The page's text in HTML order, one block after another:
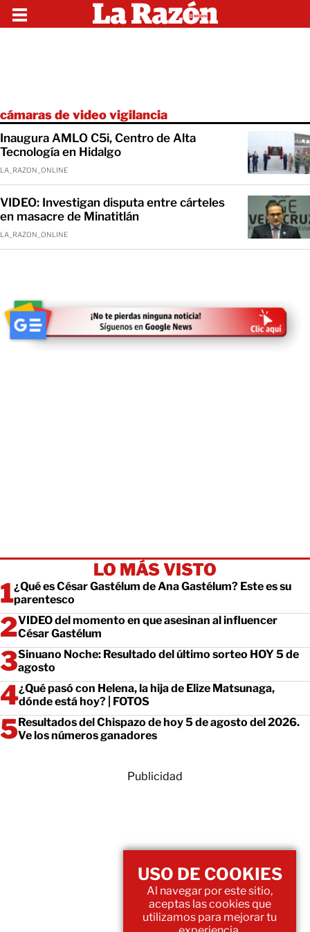
cámaras de video vigilancia
Inaugura AMLO C5i, Centro de Alta
Tecnología en Hidalgo
LA_RAZON_ONLINE
VIDEO: Investigan disputa entre cárteles
en masacre de Minatitlán
LA_RAZON_ONLINE
LO MÁS VISTO
¿Qué es César Gastélum de Ana Gastélum? Este es su
parentesco
VIDEO del momento en que asesinan al influencer
César Gastélum
Sinuano Noche: Resultado del último sorteo HOY 5 de
agosto
¿Qué pasó con Helena, la hija de Elize Matsunaga,
dónde está hoy? | FOTOS
Resultados del Chispazo de hoy 5 de agosto del 2026.
Ve los números ganadores
Publicidad
USO DE COOKIES
Al navegar por este sitio,
aceptas las cookies que
utilizamos para mejorar tu